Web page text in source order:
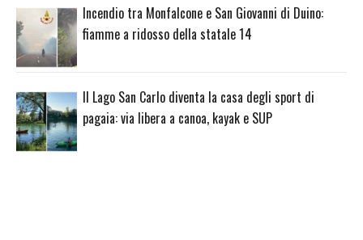
Incendio tra Monfalcone e San Giovanni di Duino:
fiamme a ridosso della statale 14
Il Lago San Carlo diventa la casa degli sport di
pagaia: via libera a canoa, kayak e SUP